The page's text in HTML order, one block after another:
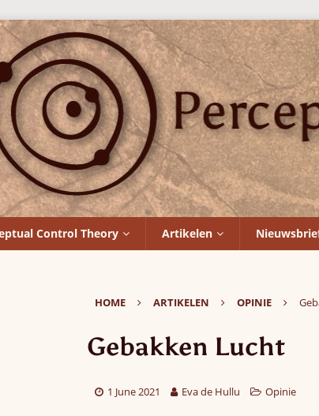
Control Theory Artikelen
HOME ARTIKELEN OPINIE
Gebakken Lucht
1 June 2021 Eva de Hullu Opinie